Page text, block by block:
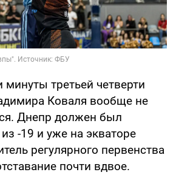
минуты третьей четверти
Коваля вообще не
Днепр должен был
-19 и уже на экваторе
регулярного первенства
почти вдвое.